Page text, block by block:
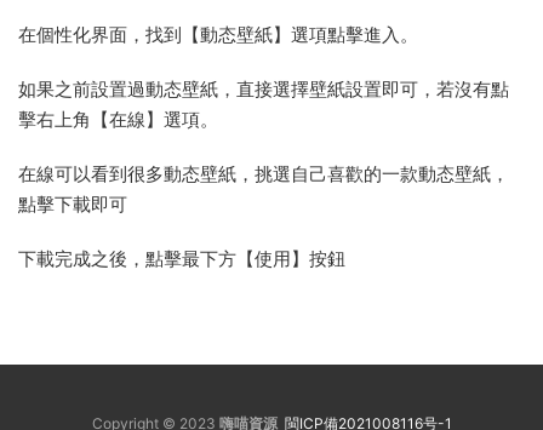
在個性化界面，找到【動态壁紙】選項點擊進入。
如果之前設置過動态壁紙，直接選擇壁紙設置即可，若沒有點
擊右上角【在線】選項。
在線可以看到很多動态壁紙，挑選自己喜歡的一款動态壁紙，
點擊下載即可
下載完成之後，點擊最下方【使用】按鈕
Copyright © 2023 嗨喵資源 閩ICP備2021008116号-1